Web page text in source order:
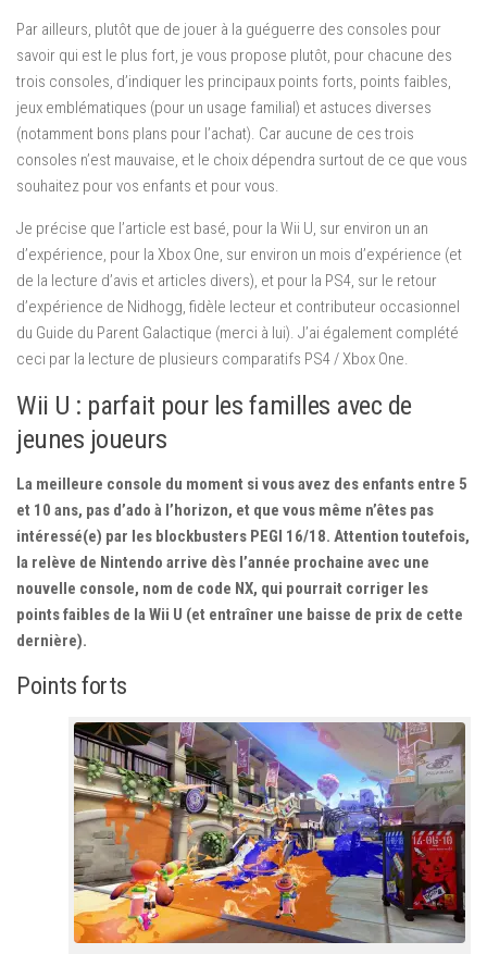
Par ailleurs, plutôt que de jouer à la guéguerre des consoles pour
savoir qui est le plus fort, je vous propose plutôt, pour chacune des
trois consoles, d’indiquer les principaux points forts, points faibles,
jeux emblématiques (pour un usage familial) et astuces diverses
(notamment bons plans pour l’achat). Car aucune de ces trois
consoles n’est mauvaise, et le choix dépendra surtout de ce que vous
souhaitez pour vos enfants et pour vous.
Je précise que l’article est basé, pour la Wii U, sur environ un an
d’expérience, pour la Xbox One, sur environ un mois d’expérience (et
de la lecture d’avis et articles divers), et pour la PS4, sur le retour
d’expérience de Nidhogg, fidèle lecteur et contributeur occasionnel
du Guide du Parent Galactique (merci à lui). J’ai également complété
ceci par la lecture de plusieurs comparatifs PS4 / Xbox One.
Wii U : parfait pour les familles avec de
jeunes joueurs
La meilleure console du moment si vous avez des enfants entre 5
et 10 ans, pas d’ado à l’horizon, et que vous même n’êtes pas
intéressé(e) par les blockbusters PEGI 16/18. Attention toutefois,
la relève de Nintendo arrive dès l’année prochaine avec une
nouvelle console, nom de code NX, qui pourrait corriger les
points faibles de la Wii U (et entraîner une baisse de prix de cette
dernière).
Points forts